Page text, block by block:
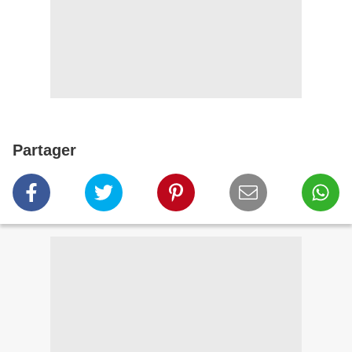
Partager